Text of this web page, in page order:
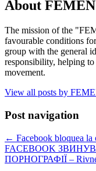
About FEMEN
The mission of the
favourable conditions
group with the general
responsibility, helping
movement.
View all posts by
Post navigation
← Facebook bloquea
FACEBOOK
ПОРНОГРАФІЇ –